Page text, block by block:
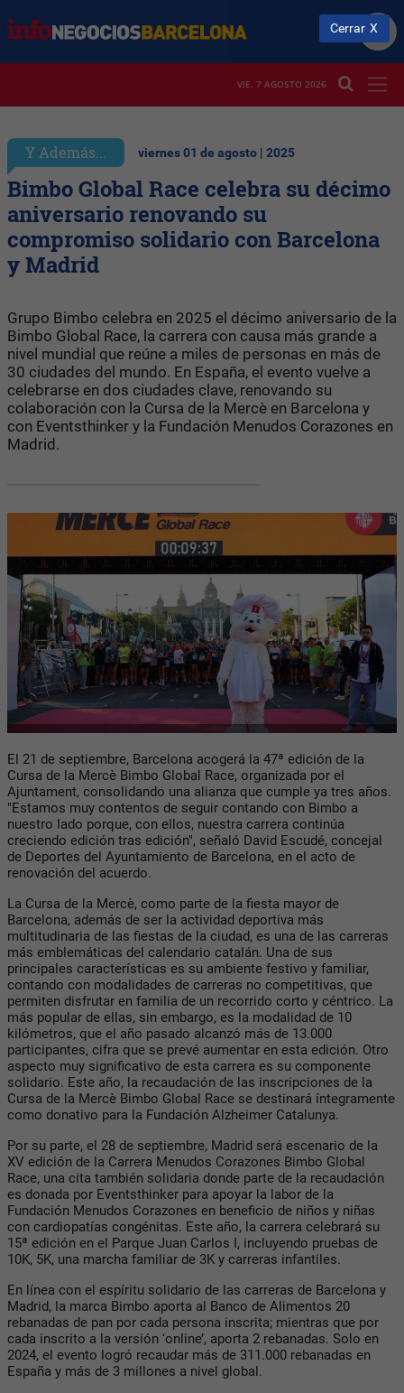
VIE. 7 AGOSTO 2026
Y Además... viernes 01 de agosto | 2025
Bimbo Global Race celebra su décimo
aniversario renovando su
compromiso solidario con Barcelona
y Madrid
Grupo Bimbo celebra en 2025 el décimo aniversario de la
Bimbo Global Race, la carrera con causa más grande a
nivel mundial que reúne a miles de personas en más de
30 ciudades del mundo. En España, el evento vuelve a
celebrarse en dos ciudades clave, renovando su
colaboración con la Cursa de la Mercè en Barcelona y
con Eventsthinker y la Fundación Menudos Corazones en
Madrid.
El 21 de septiembre, Barcelona acogerá la 47ª edición de la
Cursa de la Mercè Bimbo Global Race, organizada por el
Ajuntament, consolidando una alianza que cumple ya tres años.
"Estamos muy contentos de seguir contando con Bimbo a
nuestro lado porque, con ellos, nuestra carrera continúa
creciendo edición tras edición", señaló David Escudé, concejal
de Deportes del Ayuntamiento de Barcelona, en el acto de
renovación del acuerdo.
La Cursa de la Mercè, como parte de la fiesta mayor de
Barcelona, además de ser la actividad deportiva más
multitudinaria de las fiestas de la ciudad, es una de las carreras
más emblemáticas del calendario catalán. Una de sus
principales características es su ambiente festivo y familiar,
contando con modalidades de carreras no competitivas, que
permiten disfrutar en familia de un recorrido corto y céntrico. La
más popular de ellas, sin embargo, es la modalidad de 10
kilómetros, que el año pasado alcanzó más de 13.000
participantes, cifra que se prevé aumentar en esta edición. Otro
aspecto muy significativo de esta carrera es su componente
solidario. Este año, la recaudación de las inscripciones de la
Cursa de la Mercè Bimbo Global Race se destinará íntegramente
como donativo para la Fundación Alzheimer Catalunya.
Por su parte, el 28 de septiembre, Madrid será escenario de la
XV edición de la Carrera Menudos Corazones Bimbo Global
Race, una cita también solidaria donde parte de la recaudación
es donada por Eventsthinker para apoyar la labor de la
Fundación Menudos Corazones en beneficio de niños y niñas
con cardiopatías congénitas. Este año, la carrera celebrará su
15ª edición en el Parque Juan Carlos I, incluyendo pruebas de
10K, 5K, una marcha familiar de 3K y carreras infantiles.
En línea con el espíritu solidario de las carreras de Barcelona y
Madrid, la marca Bimbo aporta al Banco de Alimentos 20
rebanadas de pan por cada persona inscrita; mientras que por
cada inscrito a la versión ‘online’, aporta 2 rebanadas. Solo en
2024, el evento logró recaudar más de 311.000 rebanadas en
España y más de 3 millones a nivel global.
Cerrar